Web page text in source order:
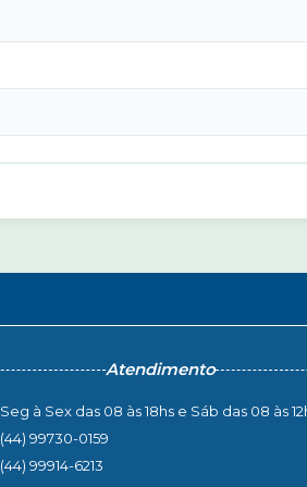
Atendimento
Seg à Sex das 08 às 18hs e Sáb das 08 às
(44) 99730-0159
(44) 99914-6213